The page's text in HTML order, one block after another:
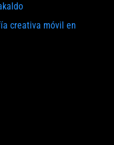
creativa móvil en